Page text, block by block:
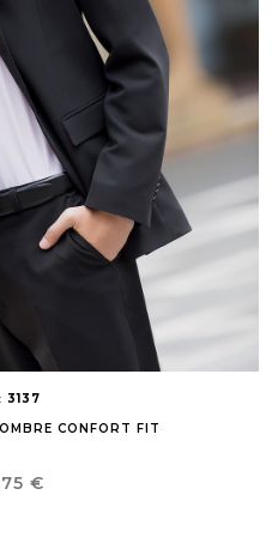
3137
CONFORT FIT
€